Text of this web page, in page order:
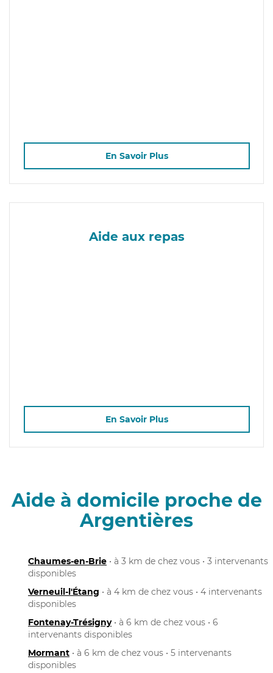
En Savoir Plus
Aide aux repas
En Savoir Plus
Aide à domicile proche de
Argentières
Chaumes-en-Brie • à 3 km de chez vous • 3 intervenants
disponibles
Verneuil-l'Étang • à 4 km de chez vous • 4 intervenants
disponibles
Fontenay-Trésigny• à 6 km de chez vous • 6
intervenants disponibles
Mormant • à 6 km de chez vous • 5 intervenants
disponibles